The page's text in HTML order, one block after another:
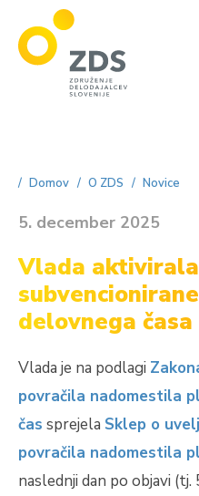
Domov O ZDS Novice
5. december 2025
Vlada
delovnega časa
Vlada je na podlagi
povračila nadomestila
čas sprejela Sklep o
povračila nadomestila
naslednji dan po objavi (tj.